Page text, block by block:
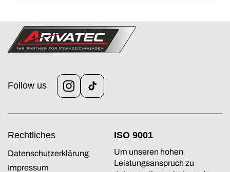
Follow us
Instagram
TikTok
Rechtliches
Datenschutzerklärung
Impressum
ISO 9001
Um unseren hohen
Leistungsanspruch zu